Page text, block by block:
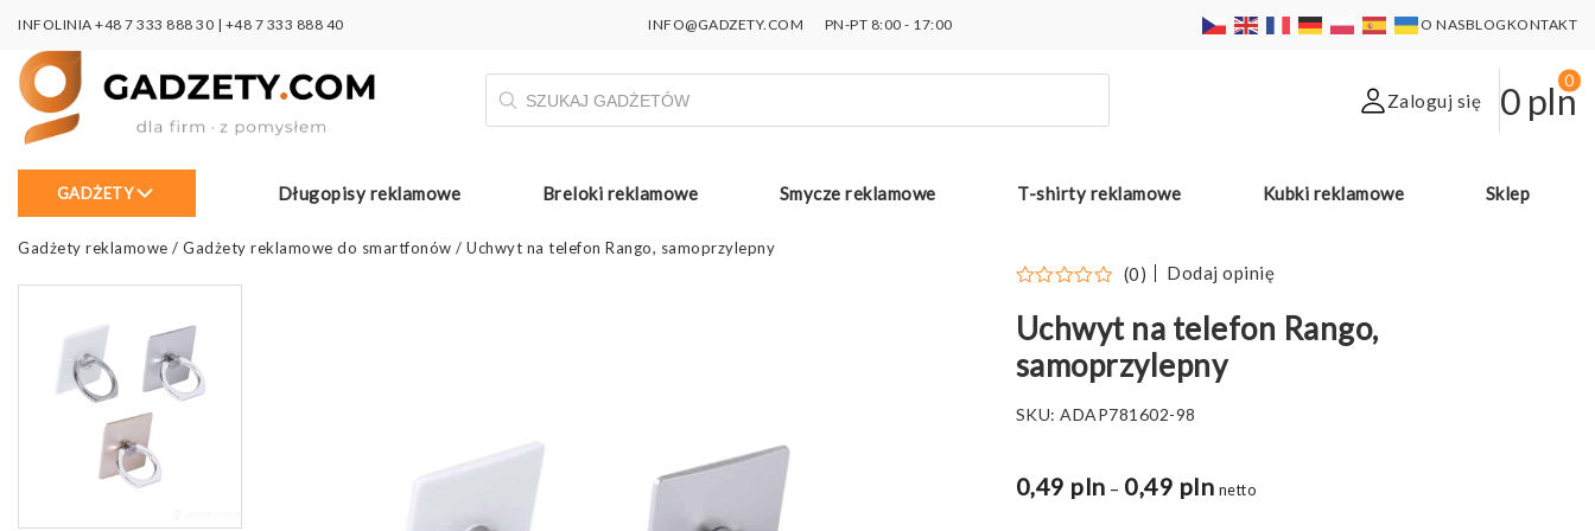
INFOLINIA +48 7 333 888 30 | +48 7 333 888 40 INFO@GADZETY.COM PN-PT 8:00 - 17:00 O NASBLOGKONTAKT
Wyszukiwarka
produktów
Zaloguj się 0 pln
0
GADŻETY Długopisy reklamowe Breloki reklamowe Smycze reklamowe T-shirty reklamowe Kubki reklamowe Sklep
Gadżety reklamowe / Gadżety reklamowe do smartfonów / Uchwyt na telefon Rango, samoprzylepny
(0) Dodaj opinię
Uchwyt na telefon Rango,
samoprzylepny
SKU:ADAP781602-98
0,49 pln – 0,49 plnZakres
netto